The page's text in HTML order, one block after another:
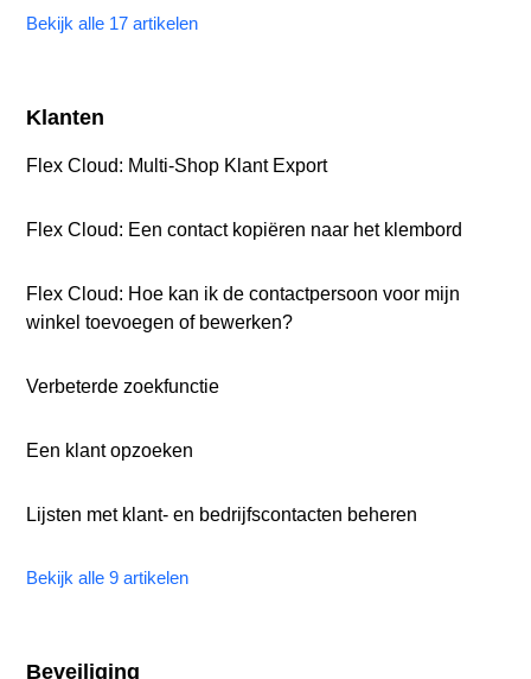
Bekijk alle 17 artikelen
Klanten
Flex Cloud: Multi‑Shop Klant Export
Flex Cloud: Een contact kopiëren naar het klembord
Flex Cloud: Hoe kan ik de contactpersoon voor mijn
winkel toevoegen of bewerken?
Verbeterde zoekfunctie
Een klant opzoeken
Lijsten met klant- en bedrijfscontacten beheren
Bekijk alle 9 artikelen
Beveiliging